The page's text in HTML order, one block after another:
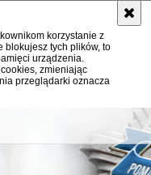
korzystanie z
blokujesz tych plików, to
urządzenia.
zmieniając
przeglądarki oznacza